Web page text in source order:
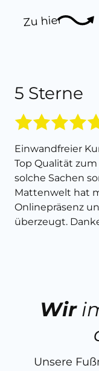
Zu hier
5 Sterne
Einwandfreier
Top Qualität
solche Sachen
Mattenwelt hat
Onlinepräsenz
überzeugt.
Wir
Unsere